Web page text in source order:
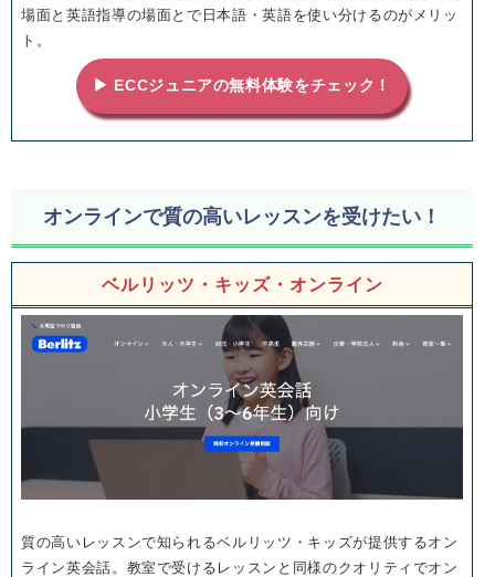
場面と英語指導の場面とで日本語・英語を使い分けるのがメリッ
ト。
▶ ECCジュニアの無料体験をチェック！
オンラインで質の高いレッスンを受けたい！
ベルリッツ・キッズ・オンライン
質の高いレッスンで知られるベルリッツ・キッズが提供するオン
ライン英会話。教室で受けるレッスンと同様のクオリティでオン